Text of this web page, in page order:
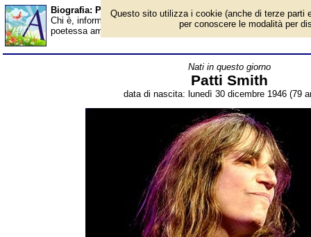
Biografia: Patti Smith - età - Almanacco
Chi è, informazioni, foto, qual è la data di nascita, età, dove è
poetessa americana. Breve biografia. Voce dell'Almanacco.
Nati in questo giorno
Patti Smith
data di nascita: lunedì 30 dicembre 1946 (79
Questo sito utilizza i cookie (anche di terze parti
per conoscere le modalità per